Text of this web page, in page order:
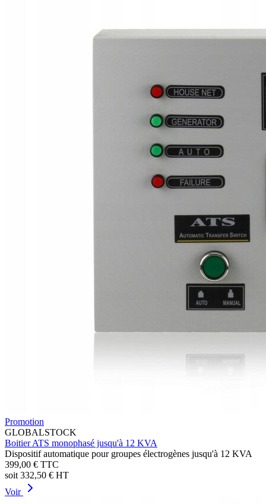
Promotion
GLOBALSTOCK
Boitier ATS monophasé jusqu'à 12 KVA
Dispositif automatique pour groupes électrogènes jusqu'à 12 KVA
399,00 € TTC
soit 332,50 € HT
Voir